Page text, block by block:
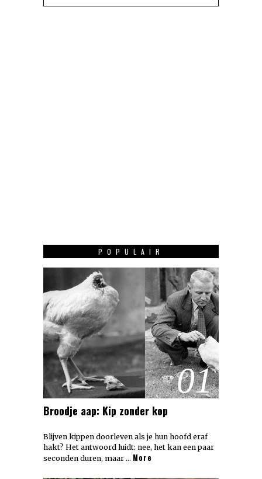
POPULAIR
01
Broodje aap: Kip zonder kop
Blijven kippen doorleven als je hun hoofd eraf
hakt? Het antwoord luidt: nee, het kan een paar
seconden duren, maar … More